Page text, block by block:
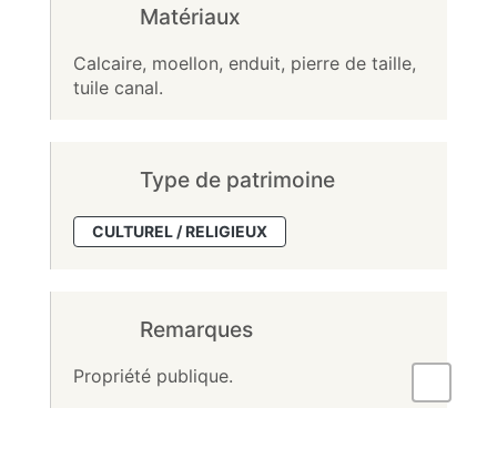
Matériaux
Calcaire, moellon, enduit, pierre de taille,
tuile canal.
Type de patrimoine
CULTUREL / RELIGIEUX
Remarques
Propriété publique.